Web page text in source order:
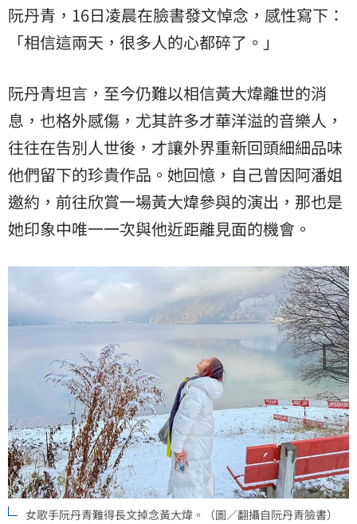
阮丹青 ，16日凌晨在臉書發文悼念，感性寫下：
「相信這兩天，很多人的心都碎了。」
阮丹青坦言，至今仍難以相信黃大煒離世的消
息，也格外感傷，尤其許多才華洋溢的音樂人，
往往在告別人世後，才讓外界重新回頭細細品味
他們留下的珍貴作品。她回憶，自己曾因阿潘姐
邀約，前往欣賞一場黃大煒參與的演出，那也是
她印象中唯一一次與他近距離見面的機會。
女歌手阮丹青難得長文掉念黃大煒。（圖／翻攝自阮丹青臉書）